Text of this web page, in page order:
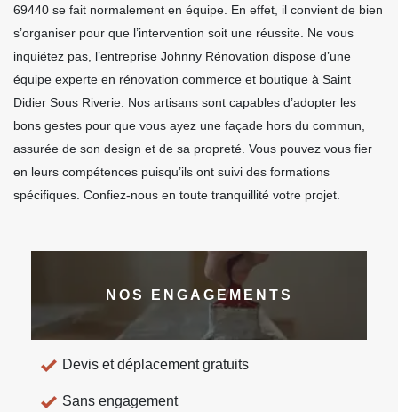
69440 se fait normalement en équipe. En effet, il convient de bien
s’organiser pour que l’intervention soit une réussite. Ne vous
inquiétez pas, l’entreprise Johnny Rénovation dispose d’une
équipe experte en rénovation commerce et boutique à Saint
Didier Sous Riverie. Nos artisans sont capables d’adopter les
bons gestes pour que vous ayez une façade hors du commun,
assurée de son design et de sa propreté. Vous pouvez vous fier
en leurs compétences puisqu’ils ont suivi des formations
spécifiques. Confiez-nous en toute tranquillité votre projet.
NOS ENGAGEMENTS
Devis et déplacement gratuits
Sans engagement